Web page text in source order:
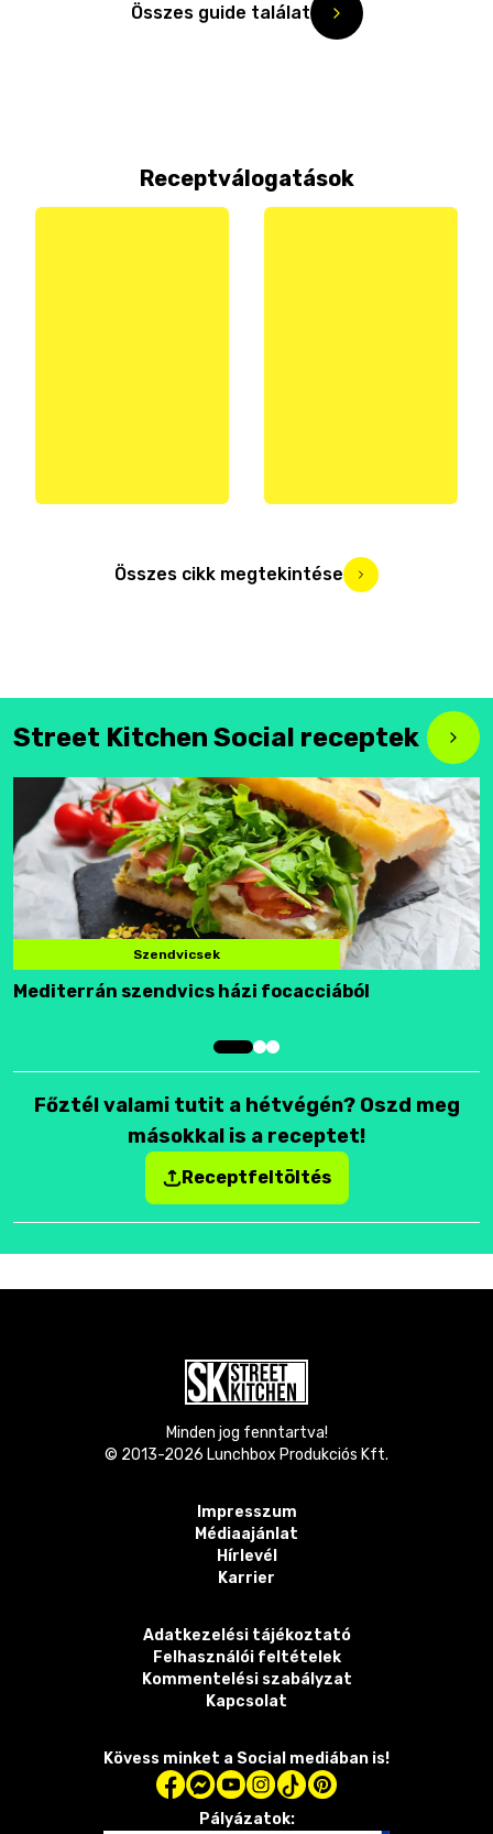
Összes guide találat
Receptválogatások
Összes cikk megtekintése
Street Kitchen Social receptek
Szendvicsek
Mediterrán szendvics házi focacciából
Főztél valami tutit a hétvégén? Oszd meg
másokkal is a receptet!
Receptfeltöltés
Minden jog fenntartva!
© 2013-2026 Lunchbox Produkciós Kft.
Impresszum
Médiaajánlat
Hírlevél
Karrier
Adatkezelési tájékoztató
Felhasználói feltételek
Kommentelési szabályzat
Kapcsolat
Kövess minket a Social mediában is!
Pályázatok: